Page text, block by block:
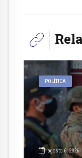
POLÍTICA
agosto 6, 2026